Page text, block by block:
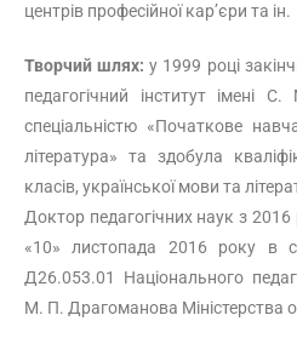
центрів професійної кар’єри та ін.
Творчий шлях:у 1999 році
педагогічний інститут імені
спеціальністю «Початкове
література» та здобула
класів, української мови та
Доктор педагогічних наук з
«10» листопада 2016 року в
Д26.053.01 Національного
М. П. Драгоманова Міністерства